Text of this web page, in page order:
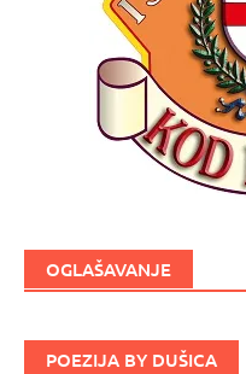
OGLAŠAVANJE
POEZIJA BY DUŠICA